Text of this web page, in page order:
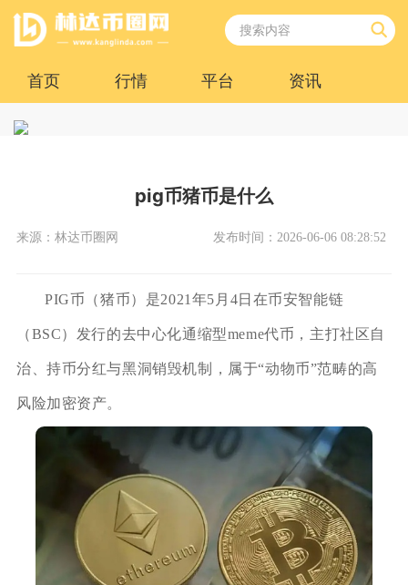
首页 行情 平台 资讯
pig币猪币是什么
来源：林达币圈网 发布时间：2026-06-06 08:28:52
PIG币（猪币）是2021年5月4日在币安智能链
（BSC）发行的去中心化通缩型meme代币，主打社区自
治、持币分红与黑洞销毁机制，属于“动物币”范畴的高
风险加密资产。